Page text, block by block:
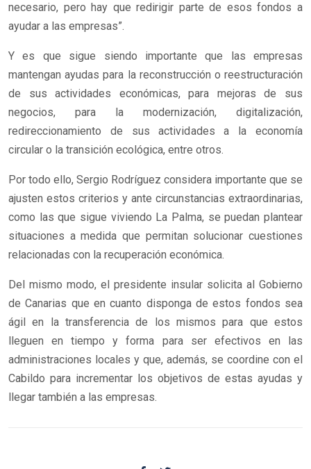
necesario, pero hay que redirigir parte de esos fondos a
ayudar a las empresas”.
Y es que sigue siendo importante que las empresas
mantengan ayudas para la reconstrucción o reestructuración
de sus actividades económicas, para mejoras de sus
negocios, para la modernización, digitalización,
redireccionamiento de sus actividades a la economía
circular o la transición ecológica, entre otros.
Por todo ello, Sergio Rodríguez considera importante que se
ajusten estos criterios y ante circunstancias extraordinarias,
como las que sigue viviendo La Palma, se puedan plantear
situaciones a medida que permitan solucionar cuestiones
relacionadas con la recuperación económica.
Del mismo modo, el presidente insular solicita al Gobierno
de Canarias que en cuanto disponga de estos fondos sea
ágil en la transferencia de los mismos para que estos
lleguen en tiempo y forma para ser efectivos en las
administraciones locales y que, además, se coordine con el
Cabildo para incrementar los objetivos de estas ayudas y
llegar también a las empresas.